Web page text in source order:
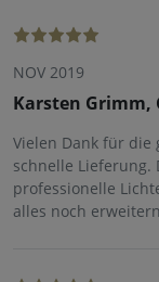
NOV 2019
Karsten Grimm,
Vielen Dank für
schnelle Lieferung.
professionelle
alles noch